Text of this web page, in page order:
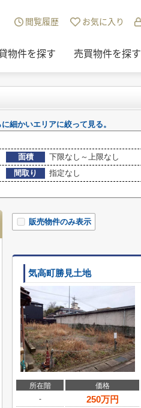
閲覧履歴 お気に入り
物件を探す 売買物件を探す
細かいエリアに絞って見る。
面積 下限なし～上限なし
間取り
指定なし
販売物件のみ表示
気高町勝見土地
所在階 価格
-
250万円